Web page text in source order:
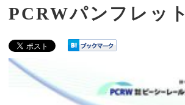
PCRWパンフレット